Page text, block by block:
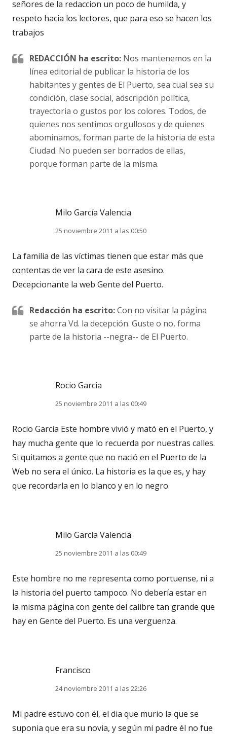
señores de la redaccion un poco de humilda, y
respeto hacia los lectores, que para eso se hacen los
trabajos
REDACCIÓN ha escrito: Nos mantenemos en la
línea editorial de publicar la historia de los
habitantes y gentes de El Puerto, sea cual sea su
condición, clase social, adscripción política,
trayectoria o gustos por los colores. Todos, de
quienes nos sentimos orgullosos y de quienes
abominamos, forman parte de la historia de esta
Ciudad. No pueden ser borrados de ellas,
porque forman parte de la misma.
Milo García Valencia
25 noviembre 2011 a las 00:50
La familia de las víctimas tienen que estar más que
contentas de ver la cara de este asesino.
Decepcionante la web Gente del Puerto.
Redacción ha escrito:Con no visitar la página
se ahorra Vd. la decepción. Guste o no, forma
parte de la historia --negra-- de El Puerto.
Rocio Garcia
25 noviembre 2011 a las 00:49
Rocio Garcia Este hombre vivió y mató en el Puerto, y
hay mucha gente que lo recuerda por nuestras calles.
Si quitamos a gente que no nació en el Puerto de la
Web no sera el único. La historia es la que es, y hay
que recordarla en lo blanco y en lo negro.
Milo García Valencia
25 noviembre 2011 a las 00:49
Este hombre no me representa como portuense, ni a
la historia del puerto tampoco. No debería estar en
la misma página con gente del calibre tan grande que
hay en Gente del Puerto. Es una verguenza.
Francisco
24 noviembre 2011 a las 22:26
Mi padre estuvo con él, el dia que murio la que se
suponia que era su novia, y según mi padre él no fue